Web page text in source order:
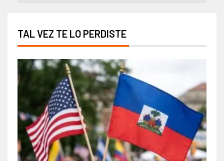
TAL VEZ TE LO PERDISTE